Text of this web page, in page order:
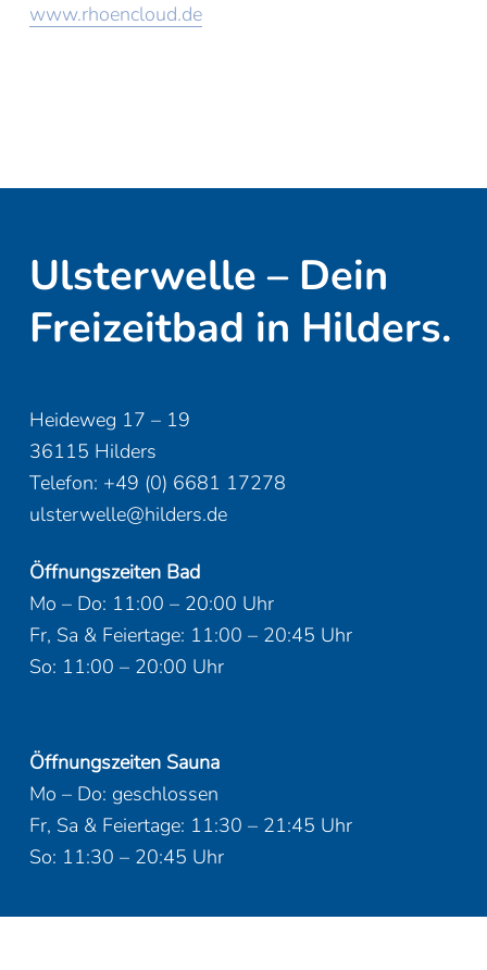
www.rhoencloud.de
Ulsterwelle – Dein
Freizeitbad in Hilders.
Heideweg 17 – 19
36115 Hilders
Telefon: +49 (0) 6681 17278
ulsterwelle@hilders.de
Öffnungszeiten Bad
Mo – Do: 11:00 – 20:00 Uhr
Fr, Sa & Feiertage: 11:00 – 20:45 Uhr
So: 11:00 – 20:00 Uhr
Öffnungszeiten Sauna
Mo – Do: geschlossen
Fr, Sa & Feiertage: 11:30 – 21:45 Uhr
So: 11:30 – 20:45 Uhr